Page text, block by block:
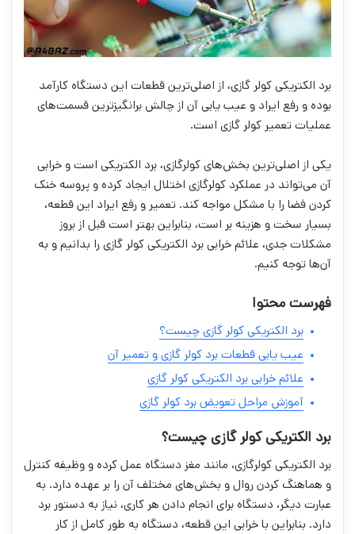
برد الکتریکی کولر گازی، از اصلی‌ترین قطعات این دستگاه کارآمد
بوده و رفع ایراد و عیب یابی آن از چالش برانگیز‌ترین قسمت‌های
عملیات تعمیر کولر گازی است.
یکی از اصلی‌ترین بخش‌های کولرگازی، برد الکتریکی است و خرابی
آن می‌تواند در عملکرد کولرگازی اختلال ایجاد کرده و پروسه خنک
کردن فضا را با مشکل مواجه کند. تعمیر و رفع ایراد این قطعه،
بسیار سخت و هزینه بر است، بنابراین بهتر است قبل از بروز
مشکلات جدی، علائم خرابی برد الکتریکی کولر گازی را بدانیم و به
آن‌ها توجه کنیم.
فهرست محتوا
برد الکتریکی کولر گازی چیست؟
عیب یابی قطعات برد کولر گازی و تعمیر آن
علائم خرابی برد الکتریکی کولر گازی
آموزش مراحل تعویض برد کولر گازی
برد الکتریکی کولر گازی چیست؟
برد الکتریکی کولرگازی، مانند مغز دستگاه عمل کرده و وظیفه‌ کنترل
و هماهنگ کردن روال و بخش‌های مختلف آن را بر عهده دارد. به
عبارت دیگر، دستگاه برای انجام دادن هر کاری، نیاز به دستور برد
دارد. بنابراین با خرابی این قطعه، دستگاه به طور کامل از کار